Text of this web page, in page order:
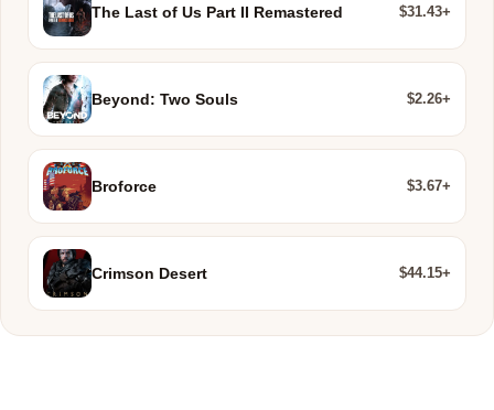
The Last of Us Part II Remastered $31.43+
Beyond: Two Souls $2.26+
Broforce $3.67+
Crimson Desert $44.15+